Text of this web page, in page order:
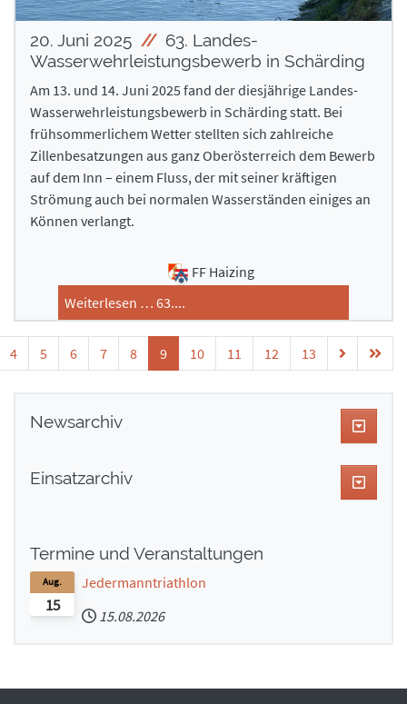
20. Juni 2025
63. Landes-
Wasserwehrleistungsbewerb in Schärding
Am 13. und 14. Juni 2025 fand der diesjährige Landes-
Wasserwehrleistungsbewerb in Schärding statt. Bei
frühsommerlichem Wetter stellten sich zahlreiche
Zillenbesatzungen aus ganz Oberösterreich dem Bewerb
auf dem Inn – einem Fluss, der mit seiner kräftigen
Strömung auch bei normalen Wasserständen einiges an
Können verlangt.
FF Haizing
Weiterlesen … 63....
4 5 6 7 8 9 10 11 12 13
Newsarchiv
Einsatzarchiv
Termine und Veranstaltungen
15
Aug.
Jedermanntriathlon
15.08.2026